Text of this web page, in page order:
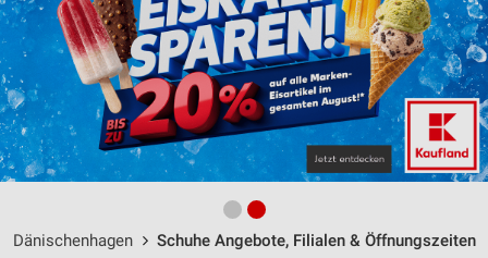
Dänischenhagen Schuhe Angebote, Filialen & Öffnungszeiten